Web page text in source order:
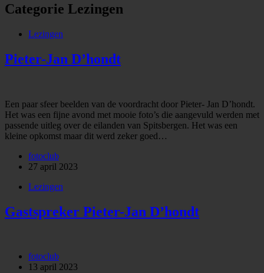
Categorie Lezingen
Lezingen
Pieter-Jan D’hondt
Een paar sfeer beelden van de voordracht door Pieter- Jan D’hondt.
Het was een fijne avond met mooie foto’s die aangevuld werden met
passende uitleg over de eilanden van Spitsbergen. Het was een
kleine opkomst maar dit werd zeker goed…
fotoclub
27 april 2023
Lezingen
Gastspreker Pieter-Jan D’hondt
fotoclub
13 april 2023